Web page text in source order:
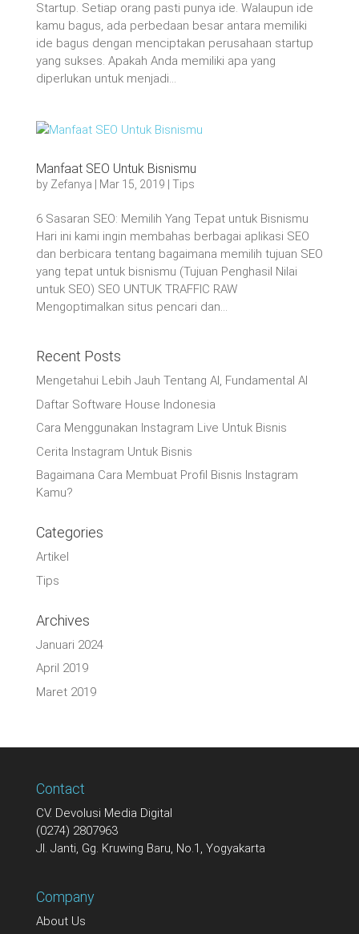
Startup. Setiap orang pasti punya ide. Walaupun ide
kamu bagus, ada perbedaan besar antara memiliki
ide bagus dengan menciptakan perusahaan startup
yang sukses. Apakah Anda memiliki apa yang
diperlukan untuk menjadi...
Manfaat SEO Untuk Bisnismu
by Zefanya Mar 15, 2019 Tips
6 Sasaran SEO: Memilih Yang Tepat untuk Bisnismu
Hari ini kami ingin membahas berbagai aplikasi SEO
dan berbicara tentang bagaimana memilih tujuan SEO
yang tepat untuk bisnismu (Tujuan Penghasil Nilai
untuk SEO) SEO UNTUK TRAFFIC RAW
Mengoptimalkan situs pencari dan...
Recent Posts
Mengetahui Lebih Jauh Tentang AI, Fundamental AI
Daftar Software House Indonesia
Cara Menggunakan Instagram Live Untuk Bisnis
Cerita Instagram Untuk Bisnis
Bagaimana Cara Membuat Profil Bisnis Instagram
Kamu?
Categories
Artikel
Tips
Archives
Januari 2024
April 2019
Maret 2019
Contact
CV. Devolusi Media Digital
(0274) 2807963
Jl. Janti, Gg. Kruwing Baru, No.1, Yogyakarta
Company
About Us